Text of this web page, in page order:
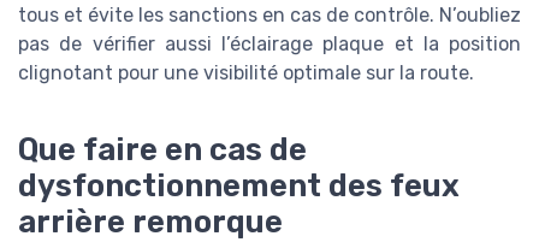
tous et évite les sanctions en cas de contrôle. N’oubliez
pas de vérifier aussi l’éclairage plaque et la position
clignotant pour une visibilité optimale sur la route.
Que faire en cas de
dysfonctionnement des feux
arrière remorque